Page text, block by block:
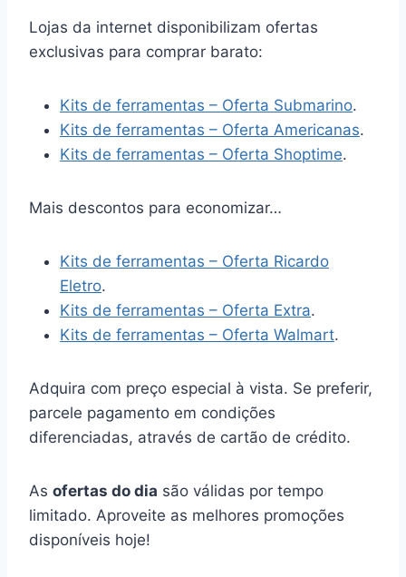
Lojas da internet disponibilizam ofertas
exclusivas para comprar barato:
Kits de ferramentas – Oferta Submarino.
Kits de ferramentas – Oferta Americanas.
Kits de ferramentas – Oferta Shoptime.
Mais descontos para economizar…
Kits de ferramentas – Oferta Ricardo
Eletro.
Kits de ferramentas – Oferta Extra.
Kits de ferramentas – Oferta Walmart.
Adquira com preço especial à vista. Se preferir,
parcele pagamento em condições
diferenciadas, através de cartão de crédito.
As ofertas do dia são válidas por tempo
limitado. Aproveite as melhores promoções
disponíveis hoje!